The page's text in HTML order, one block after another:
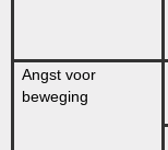
Angst voor
beweging